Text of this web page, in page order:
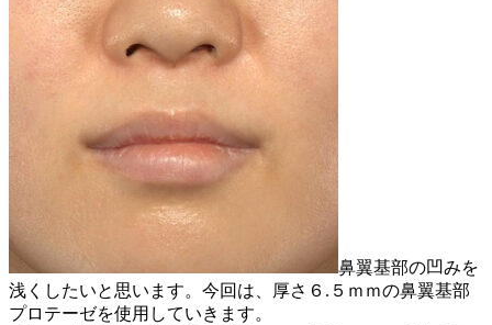
鼻翼基部の凹みを
浅くしたいと思います。今回は、厚さ６.５ｍｍの鼻翼基部
プロテーゼを使用していきます。